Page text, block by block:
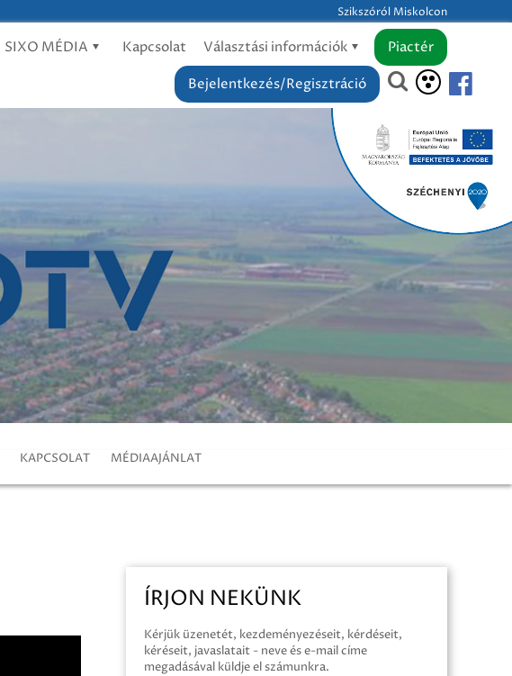
Szikszóról Miskolcon
SIXO MÉDIA Kapcsolat Választási információk
Piactér
Bejelentkezés/Regisztráció
KAPCSOLAT MÉDIAAJÁNLAT
ÍRJON NEKÜNK
Kérjük üzenetét, kezdeményezéseit, kérdéseit,
kéréseit, javaslatait - neve és e-mail címe
megadásával küldje el számunkra.